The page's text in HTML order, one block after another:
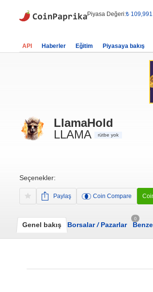
Piyasa Değeri:₺
API Haberler Eğitim Piyasaya bakış
LlamaHold
LLAMA
rütbe yok
Seçenekler:
Paylaş Coin Compare
Genel bakış Borsalar/Pazarlar
0